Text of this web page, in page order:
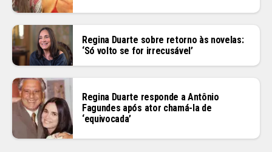
Regina Duarte sobre retorno às novelas:
‘Só volto se for irrecusável’
Regina Duarte responde a Antônio
Fagundes após ator chamá-la de
‘equivocada’
Flipboard
Pinterest
Whatsapp